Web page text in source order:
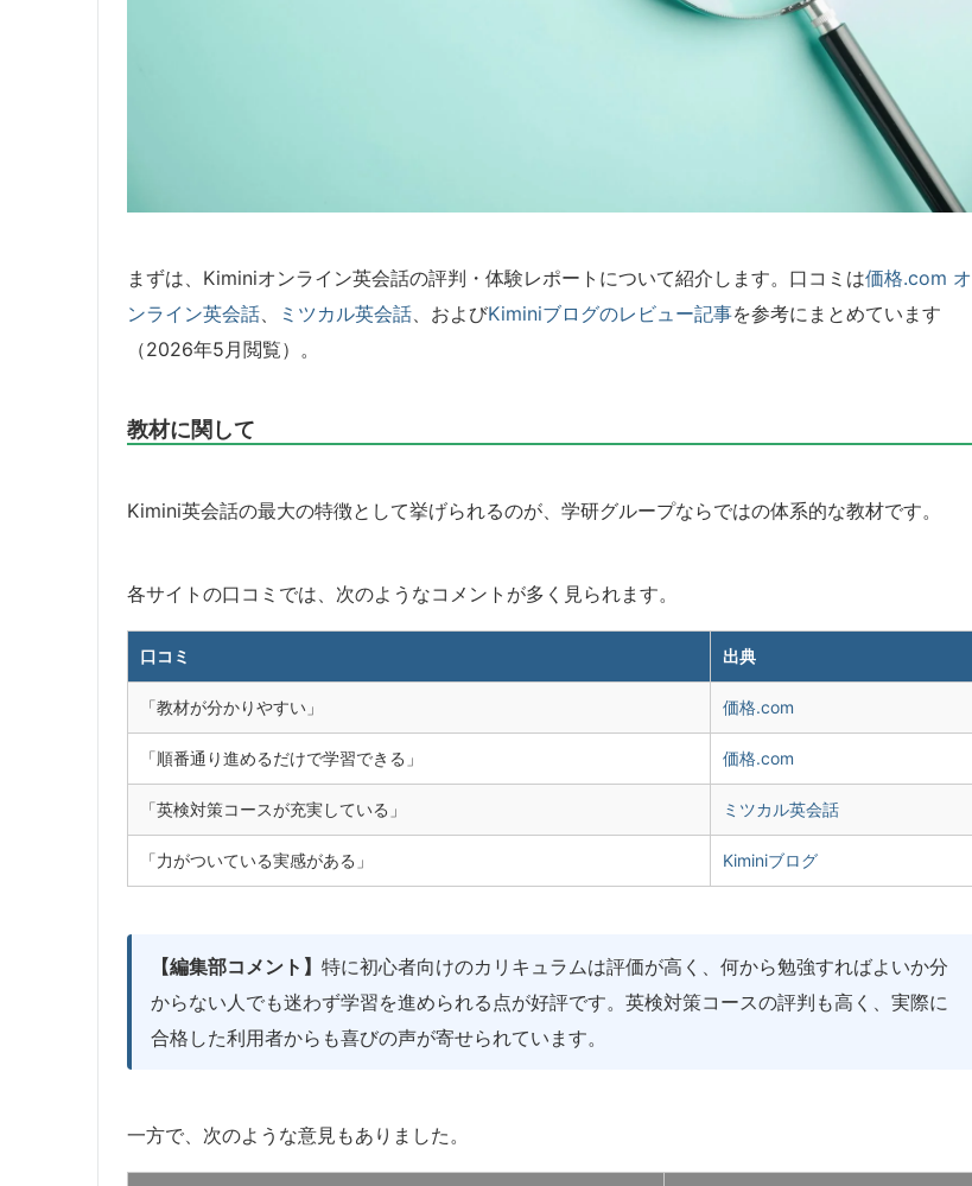
まずは、Kiminiオンライン英会話の評判・体験レポートについて紹介します。口コミは価格.com オ
ンライン英会話
ミツカル英会話 、およびKiminiブログのレビュー記事を参考にまとめています
（2026年5月閲覧）。
教材に関して
Kimini英会話の最大の特徴として挙げられるのが、学研グループならではの体系的な教材です。
各サイトの口コミでは、次のようなコメントが多く見られます。
口コミ 出典
「教材が分かりやすい」 価格.com
「順番通り進めるだけで学習できる」 価格.com
「英検対策コースが充実している」 ミツカル英会話
「力がついている実感がある」 Kiminiブログ
【編集部コメント】 特に初心者向けのカリキュラムは評価が高く、何から勉強すればよいか分
からない人でも迷わず学習を進められる点が好評です。英検対策コースの評判も高く、実際に
合格した利用者からも喜びの声が寄せられています。
一方で、次のような意見もありました。